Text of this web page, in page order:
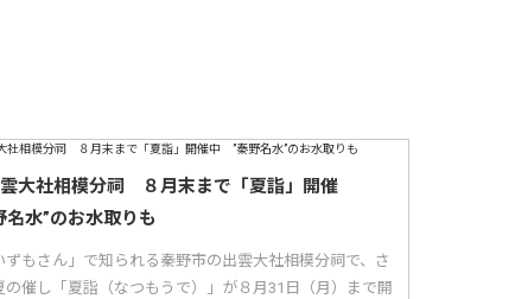
大社相模分祠 ８月末まで「夏詣」開催
水”のお水取りも
ずもさん」で知られる秦野市の出雲大社相模分祠で、さ
の催し「夏詣（なつもうで）」が８月31日（月）まで開